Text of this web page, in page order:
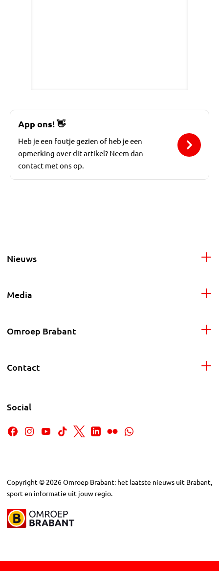
App ons!👋
Heb je een foutje gezien of heb je een
opmerking over dit artikel? Neem dan
contact met ons op.
Nieuws
Media
Omroep Brabant
Contact
Social
Copyright © 2026Omroep Brabant: het laatste nieuws uit Brabant,
sport en informatie uit jouw regio.